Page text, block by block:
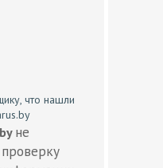
что нашли
не